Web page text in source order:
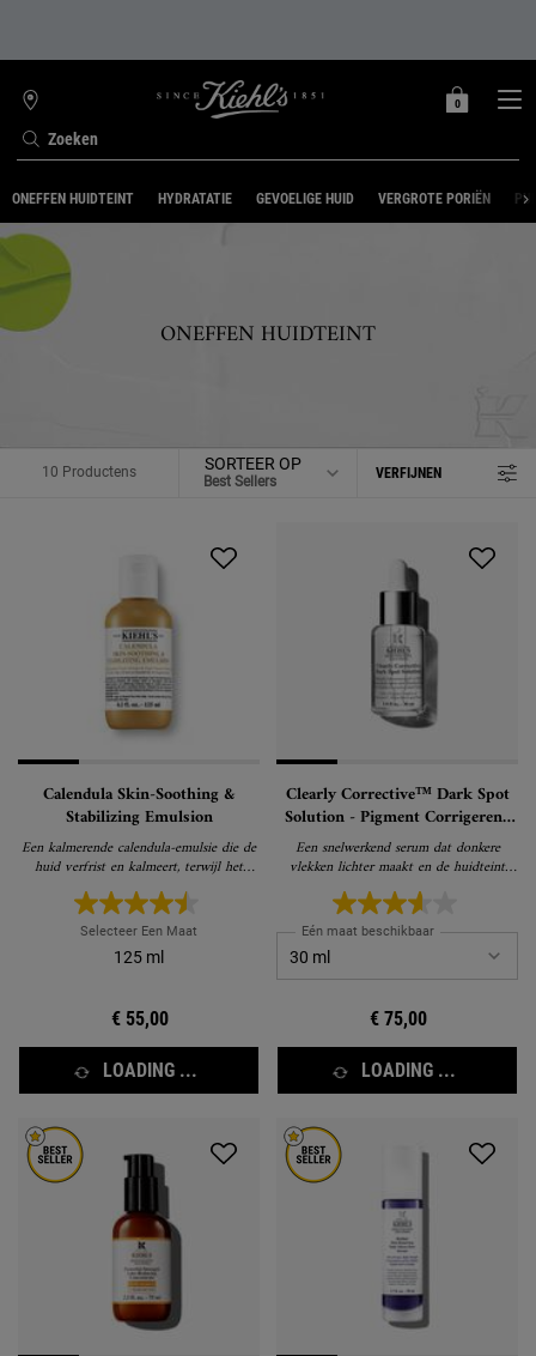
Zoeken
WINKELZOEKER
MIJN
0
0 PRODUCT
ONEFFEN HUIDTEINT HYDRATATIE GEVOELIGE HUID VERGROTE PORIËN
ONEFFEN HUIDTEINT
10 Productens SORTEER OP VERFIJNEN
FILTERMENU
Calendula Skin-Soothing &
Stabilizing Emulsion
Een kalmerende calendula-emulsie die de
huid verfrist en kalmeert, terwijl het
zichtbaar roodheid & glans verminderd.
Selecteer Een Maat
125 ml
€ 55,00
LOADING ...
Clearly Corrective™ Dark Spot
Solution - Pigment Corrigerend
Serum
Een snelwerkend serum dat donkere
vlekken lichter maakt en de huidteint
zichtbaar helderder maakt
Eén maat beschikbaar
€ 75,00
LOADING ...